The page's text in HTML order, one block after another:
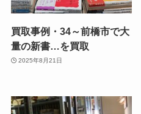
買取事例・34～前橋市で大
量の新書…を買取
2025年8月21日